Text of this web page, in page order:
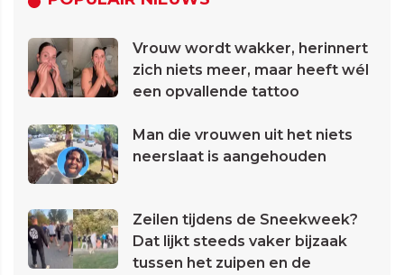
Vrouw wordt wakker, herinnert
zich niets meer, maar heeft wél
een opvallende tattoo
Man die vrouwen uit het niets
neerslaat is aangehouden
Zeilen tijdens de Sneekweek?
Dat lijkt steeds vaker bijzaak
tussen het zuipen en de